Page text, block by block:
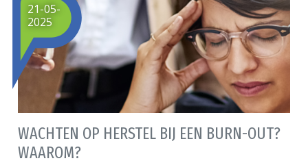
WACHTEN OP HERSTEL BIJ EEN BURN-OUT?
WAAROM?
21-05-
2025